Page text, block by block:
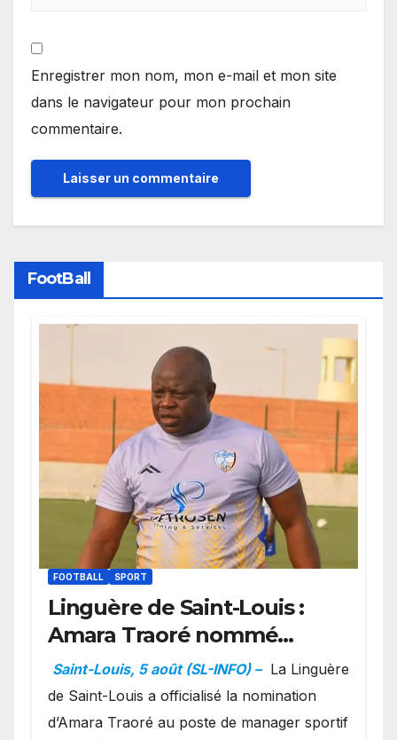
Enregistrer mon nom, mon e-mail et mon site
dans le navigateur pour mon prochain
commentaire.
FootBall
FOOTBALL SPORT
Linguère de Saint-Louis :
Amara Traoré nommé
manager sportif et
entraîneur de l’équipe
Saint-Louis, 5 août (SL-INFO) – La Linguère
de Saint-Louis a officialisé la nomination
d’Amara Traoré au poste de manager sportif